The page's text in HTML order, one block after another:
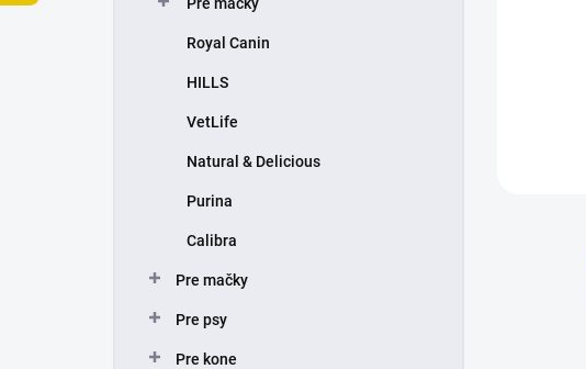
Royal Canin
HILLS
VetLife
Natural & Delicious
Purina
Calibra
Pre mačky
Pre psy
Pre kone